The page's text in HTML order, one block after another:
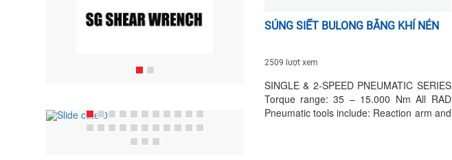
SÚNG SIẾT BULONG BẰNG KHÍ NÉN
2509 lượt xem
SINGLE & 2-SPEED PNEUMATIC SERIES
Torque range: 35 – 15.000 Nm All RAD
Pneumatic tools include: Reaction arm and